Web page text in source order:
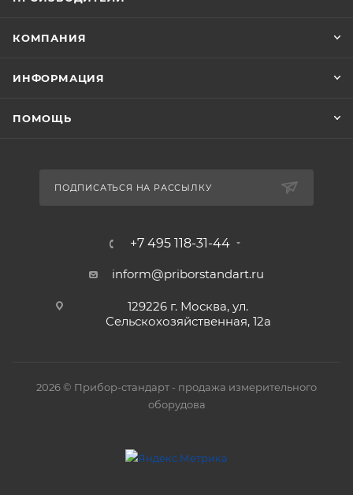
КОМПАНИЯ
ИНФОРМАЦИЯ
ПОМОЩЬ
ПОДПИСАТЬСЯ НА РАССЫЛКУ
+7 495 118-31-44
inform@priborstandart.ru
129226 г. Москва, ул.
Сельскохозяйственная, 12а
2026 © Прибор-стандарт - продажа измерительного
оборудова